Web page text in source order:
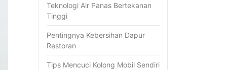
Teknologi Air Panas Bertekanan
Tinggi
Pentingnya Kebersihan Dapur
Restoran
Tips Mencuci Kolong Mobil Sendiri